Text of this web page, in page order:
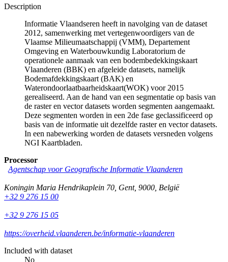
Description
Informatie Vlaandseren heeft in navolging van de dataset
2012, samenwerking met vertegenwoordigers van de
Vlaamse Milieumaatschappij (VMM), Departement
Omgeving en Waterbouwkundig Laboratorium de
operationele aanmaak van een bodembedekkingskaart
Vlaanderen (BBK) en afgeleide datasets, namelijk
Bodemafdekkingskaart (BAK) en
Waterondoorlaatbaarheidskaart(WOK) voor 2015
gerealiseerd. Aan de hand van een segmentatie op basis van
de raster en vector datasets worden segmenten aangemaakt.
Deze segmenten worden in een 2de fase geclassificeerd op
basis van de informatie uit dezelfde raster en vector datasets.
In een nabewerking worden de datasets versneden volgens
NGI Kaartbladen.
Processor
Agentschap voor Geografische Informatie Vlaanderen
Koningin Maria Hendrikaplein 70 Gent, 9000 België
+32 9 276 15 00
+32 9 276 15 05
https://overheid.vlaanderen.be/informatie-vlaanderen
Included with dataset
No